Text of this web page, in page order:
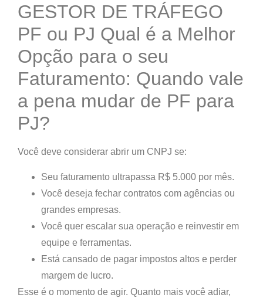
GESTOR DE TRÁFEGO
PF ou PJ Qual é a Melhor
Opção para o seu
Faturamento: Quando vale
a pena mudar de PF para
PJ?
Você deve considerar abrir um CNPJ se:
Seu faturamento ultrapassa R$ 5.000 por mês.
Você deseja fechar contratos com agências ou
grandes empresas.
Você quer escalar sua operação e reinvestir em
equipe e ferramentas.
Está cansado de pagar impostos altos e perder
margem de lucro.
Esse é o momento de agir. Quanto mais você adiar,